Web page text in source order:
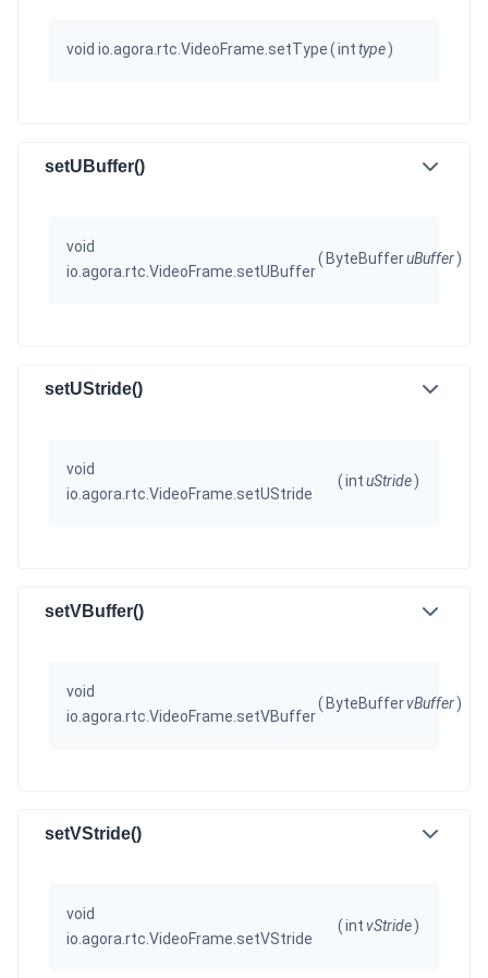
void io.agora.rtc.VideoFrame.setType(inttype)
setUBuffer()
void
io.agora.rtc.VideoFrame.setUBuffer
( ByteBufferuBuffer)
setUStride()
void
io.agora.rtc.VideoFrame.setUStride
(intuStride)
setVBuffer()
void
io.agora.rtc.VideoFrame.setVBuffer
( ByteBuffervBuffer)
setVStride()
void
io.agora.rtc.VideoFrame.setVStride
(intvStride)